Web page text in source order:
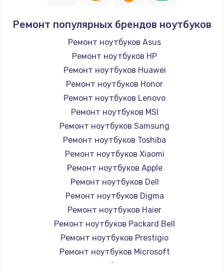
Ремонт популярных брендов ноутбуков
Ремонт ноутбуков Asus
Ремонт ноутбуков HP
Ремонт ноутбуков Huawei
Ремонт ноутбуков Honor
Ремонт ноутбуков Lenovo
Ремонт ноутбуков MSI
Ремонт ноутбуков Samsung
Ремонт ноутбуков Toshiba
Ремонт ноутбуков Xiaomi
Ремонт ноутбуков Apple
Ремонт ноутбуков Dell
Ремонт ноутбуков Digma
Ремонт ноутбуков Haier
Ремонт ноутбуков Packard Bell
Ремонт ноутбуков Prestigio
Ремонт ноутбуков Microsoft
Ремонт ноутбуков Alienware